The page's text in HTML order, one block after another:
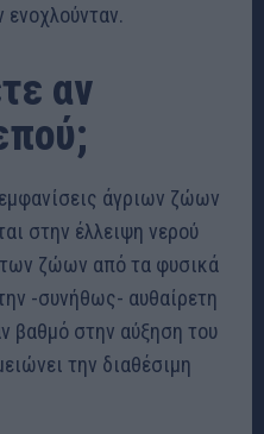
αν
άγριων ζώων
στην έλλειψη νερού
ζώων από τα φυσικά
-συνήθως- αυθαίρετη
βαθμό στην αύξηση του
την διαθέσιμη